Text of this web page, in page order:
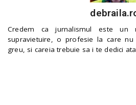
Credem ca jurnalismul este
supravietuire, o profesie la care
greu, si careia trebuie sa i te dedici